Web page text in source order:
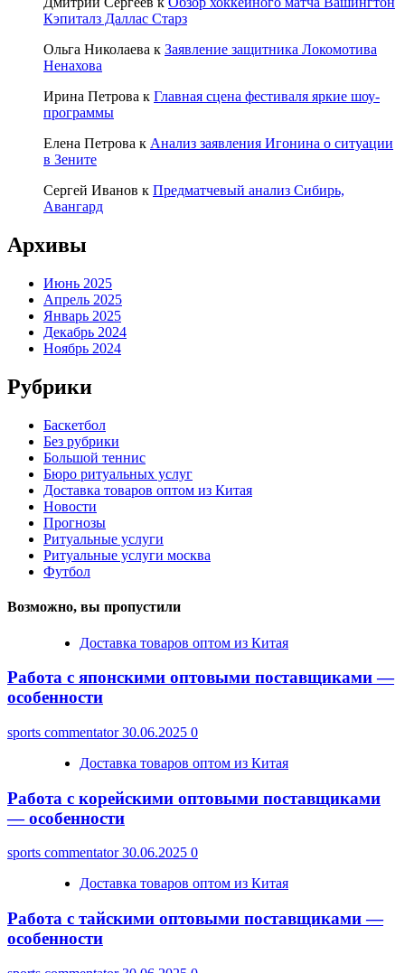
Кэпиталз Даллас Старз
Ольга Николаева к Заявление защитника Локомотива
Ненахова
Ирина Петрова к Главная сцена фестиваля яркие шоу-
программы
Елена Петрова к Анализ заявления Игонина о ситуации
в Зените
Сергей Иванов к Предматчевый анализ Сибирь,
Авангард
Архивы
Июнь 2025
Апрель 2025
Январь 2025
Декабрь 2024
Ноябрь 2024
Рубрики
Баскетбол
Без рубрики
Большой теннис
Бюро ритуальных услуг
Доставка товаров оптом из Китая
Новости
Прогнозы
Ритуальные услуги
Ритуальные услуги москва
Футбол
Возможно, вы пропустили
Доставка товаров оптом из Китая
Работа с японскими оптовыми поставщиками —
особенности
sports commentator30.06.2025 0
Доставка товаров оптом из Китая
Работа с корейскими оптовыми поставщиками
— особенности
sports commentator30.06.2025 0
Доставка товаров оптом из Китая
Работа с тайскими оптовыми поставщиками —
особенности